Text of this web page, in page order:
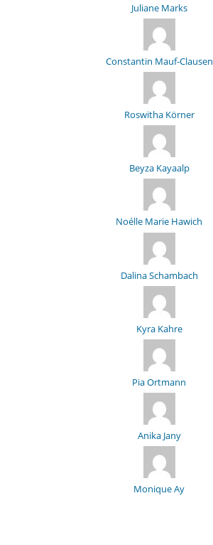
Juliane Marks
Constantin Mauf-Clausen
Roswitha Körner
Beyza Kayaalp
Noélle Marie Hawich
Dalina Schambach
Kyra Kahre
Pia Ortmann
Anika Jany
Monique Ay